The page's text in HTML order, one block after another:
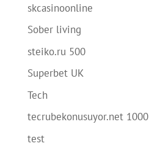
skcasinoonline
Sober living
steiko.ru 500
Superbet UK
Tech
tecrubekonusuyor.net 1000
test